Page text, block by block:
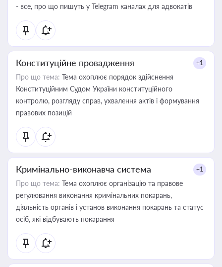
- все, про що пишуть у Telegram каналах для адвокатів
Конституційне провадження +1
Про що тема: Тема охоплює порядок здійснення
Конституційним Судом України конституційного
контролю, розгляду справ, ухвалення актів і формування
правових позицій
Кримінально-виконавча система +1
Про що тема: Тема охоплює організацію та правове
регулювання виконання кримінальних покарань,
діяльність органів і установ виконання покарань та статус
осіб, які відбувають покарання